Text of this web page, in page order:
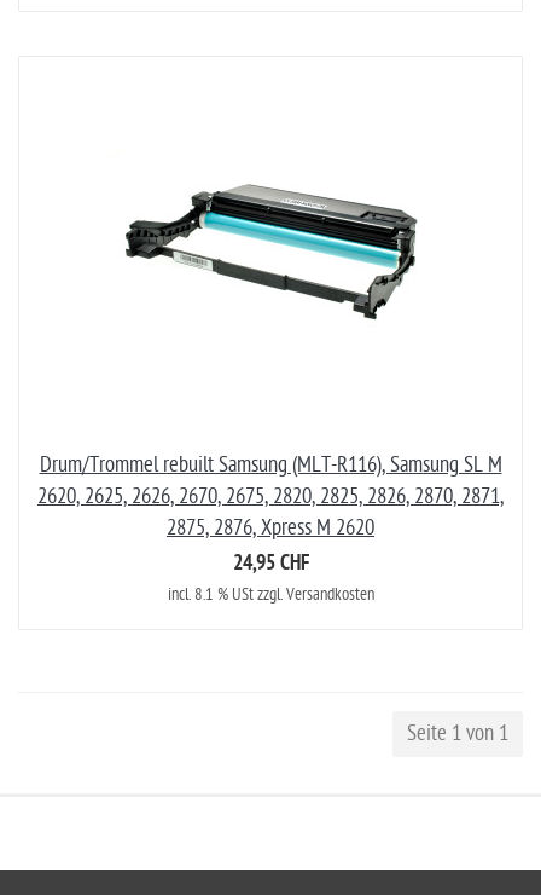
Drum/Trommel rebuilt Samsung (MLT-R116), Samsung SL M
2620, 2625, 2626, 2670, 2675, 2820, 2825, 2826, 2870, 2871,
2875, 2876, Xpress M 2620
24,95 CHF
incl. 8.1 % USt zzgl. Versandkosten
Seite 1 von 1